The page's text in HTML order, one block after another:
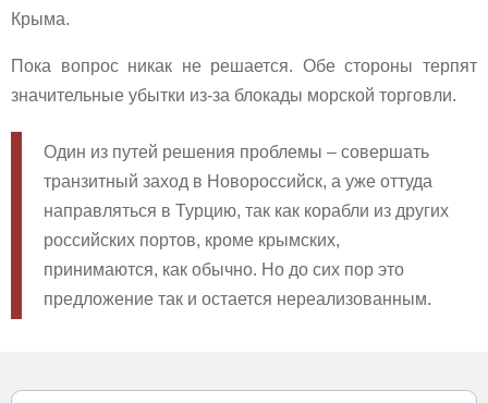
Крыма.
Пока вопрос никак не решается. Обе стороны терпят
значительные убытки из-за блокады морской торговли.
Один из путей решения проблемы – совершать
транзитный заход в Новороссийск, а уже оттуда
направляться в Турцию, так как корабли из других
российских портов, кроме крымских,
принимаются, как обычно. Но до сих пор это
предложение так и остается нереализованным.